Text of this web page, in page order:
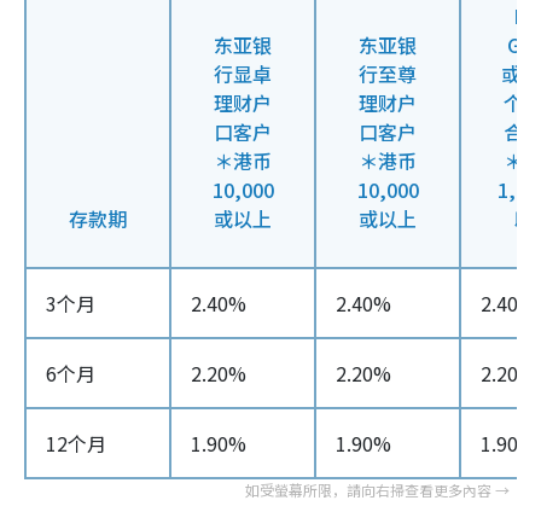
存款期
东亚银
行显卓
理财户
口客户
＊港币
10,000
或以上
东亚银
行至尊
理财户
口客户
＊港币
10,000
或以上
或
个
合
＊
以
3个月 2.40% 2.40% 2.40%
6个月 2.20% 2.20% 2.20%
12个月 1.90% 1.90% 1.90%